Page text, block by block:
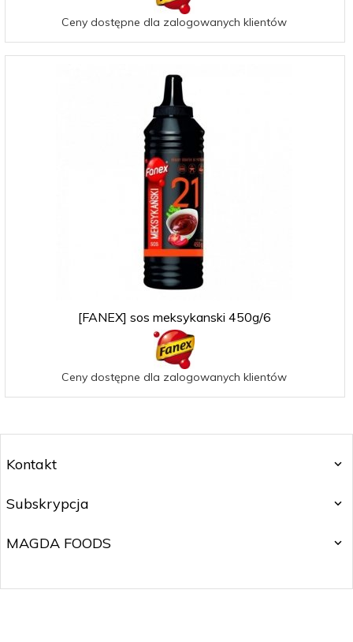
Ceny dostępne dla zalogowanych klientów
[FANEX] sos meksykanski 450g/6
Ceny dostępne dla zalogowanych klientów
Kontakt
Subskrypcja
MAGDA FOODS